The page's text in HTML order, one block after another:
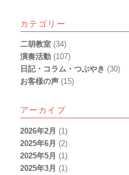
カテゴリー
二胡教室 (34)
演奏活動 (107)
日記・コラム・つぶやき (30)
お客様の声 (15)
アーカイブ
2026年2月 (1)
2025年6月 (2)
2025年5月 (1)
2025年3月 (1)